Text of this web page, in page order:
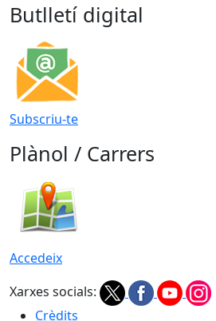
Butlletí digital
Subscriu-te
Plànol / Carrers
Accedeix
Xarxes socials:
Crèdits